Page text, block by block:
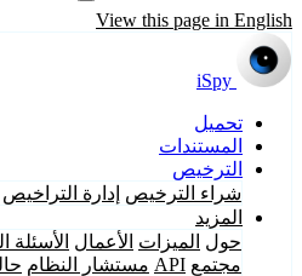
View this page in English
iSpy
تحميل
المستندات
الترخيص
شراء الترخيص إدارة التراخيص
المزيد
حول الميزات الأعمال الأسئلة
مجتمع API مستشار النظام